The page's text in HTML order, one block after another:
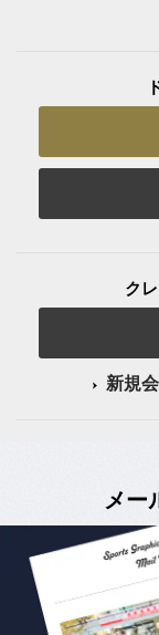
ク
新規
メー